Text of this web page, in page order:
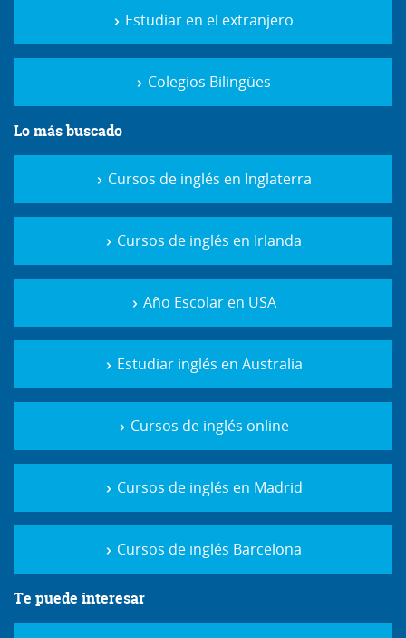
Estudiar en el extranjero
Colegios Bilingües
Lo más buscado
Cursos de inglés en Inglaterra
Cursos de inglés en Irlanda
Año Escolar en USA
Estudiar inglés en Australia
Cursos de inglés online
Cursos de inglés en Madrid
Cursos de inglés Barcelona
Te puede interesar